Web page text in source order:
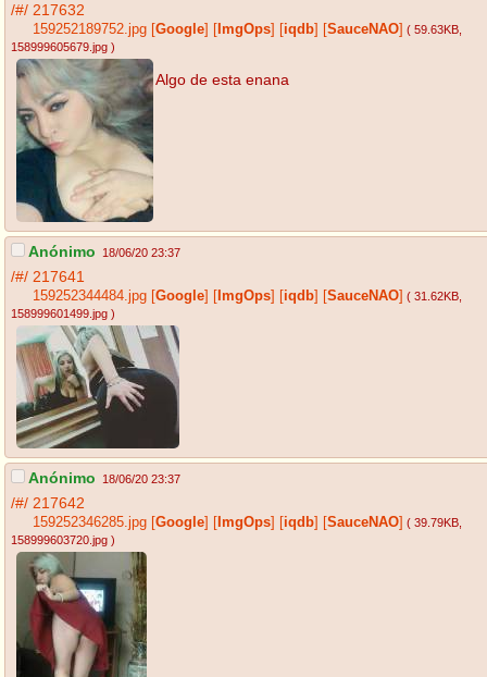
/#/ 217632
159252189752.jpg [Google] [ ImgOps] [iqdb] [SauceNAO] ( 59.63KB
158999605679.jpg )
Algo de esta enana
Anónimo 18/06/20 23:37
/#/ 217641
159252344484.jpg [Google] [ ImgOps] [iqdb] [SauceNAO] ( 31.62KB
158999601499.jpg )
Anónimo 18/06/20 23:37
/#/ 217642
159252346285.jpg [Google] [ ImgOps] [iqdb] [SauceNAO] ( 39.79KB
158999603720.jpg )